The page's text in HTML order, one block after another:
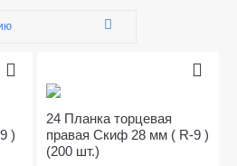
)
24 Планка торцевая
правая Скиф 28 мм ( R-9 )
(200 шт.)